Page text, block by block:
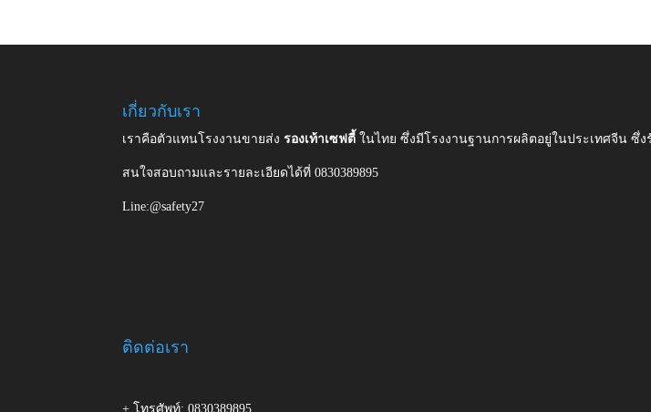
เกี่ยวกับเรา
เราคือตัวแทนโรงงานขายส่งรองเท้าเซฟตี้ในไทย ซึ่งมีโรงงานฐานการผลิตอยู่ในประเทศจีน
สนใจสอบถามและรายละเอียดได้ที่ 0830389895
Line:@safety27
ติดต่อเรา
+ โทรศัพท์: 0830389895